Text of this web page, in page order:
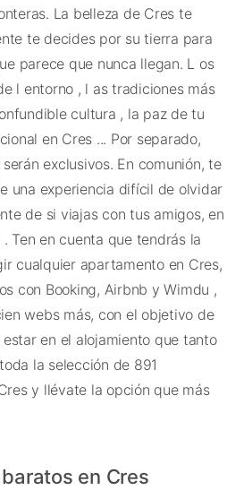
La belleza de Cres te
te decides por su tierra para
parece que nunca llegan. L os
l entorno , l as tradiciones más
cultura , la paz de tu
en Cres ... Por separado,
exclusivos. En comunión, te
una experiencia difícil de olvidar
de si viajas con tus amigos, en
Ten en cuenta que tendrás la
cualquier apartamento en Cres,
con Booking, Airbnb y Wimdu ,
webs más, con el objetivo de
en el alojamiento que tanto
la selección de 891
y llévate la opción que más
en Cres